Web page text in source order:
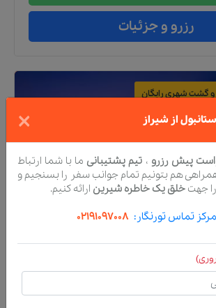
رزرو و جزئیات
و گشت شهری رایگان
ستاره
استانبول بوسفور
از شیراز ×
پیش رزرو ، تیم پشتیبانی ما با شما ارتباط
هم بتونیم تمام جوانب سفر را بسنجیم و
را جهت خلق یک خاطره شیرین ارائه کنیم.
مرکز تماس تورنگار: 02191097008